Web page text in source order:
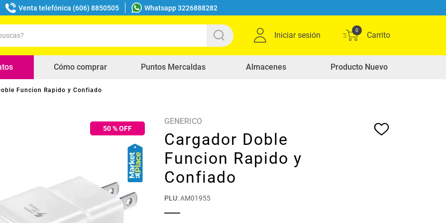
Venta telefónica (606) 8850505 Whatsapp 3226888282
Iniciar sesión
0
Cómo comprar Puntos Mercaldas Almacenes Producto Nuevo
Funcion Rapido y Confiado
50% OFF
GENERICO
Cargador Doble
Funcion Rapido y
Confiado
PLU:AM01955
buscados